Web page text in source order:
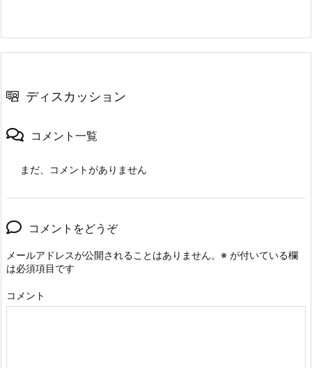
ディスカッション
コメント一覧
まだ、コメントがありません
コメントをどうぞ
メールアドレスが公開されることはありません。 ※ が付いている欄
は必須項目です
コメント